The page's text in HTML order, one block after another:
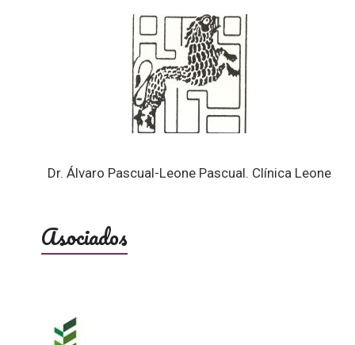
Dr. Álvaro Pascual-Leone Pascual. Clínica Leone
Asociados